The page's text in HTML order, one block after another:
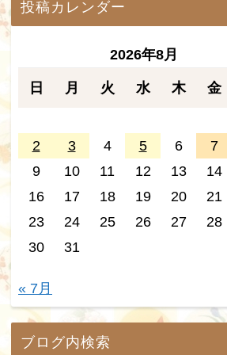
投稿カレンダー
2026年8月
日 月 火 水 木 金
2
3 4 5 6 7
9
10 11 12 13 14
16
17 18 19 20 21
23
24 25 26 27 28
30
31
« 7月
ブログ内検索